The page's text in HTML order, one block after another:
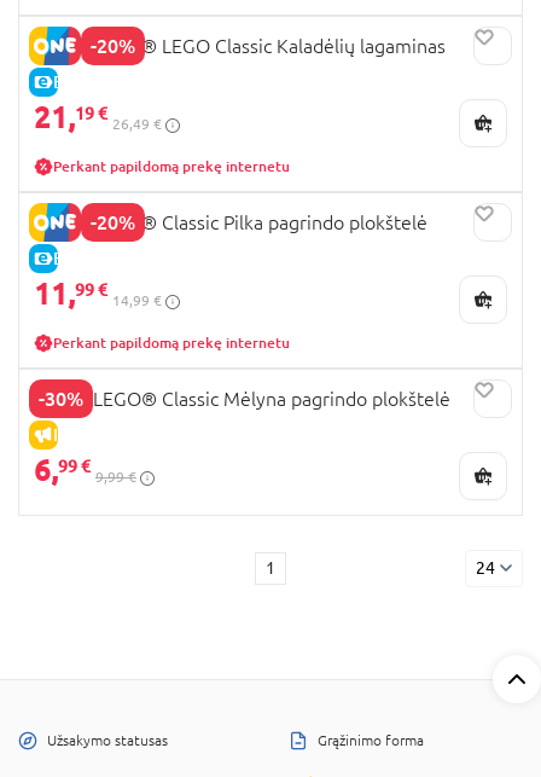
-20%
E-KAINA
10713 LEGO® LEGO Classic Kaladėlių lagaminas
21,19 €
26,49 €
Perkant papildomą prekę internetu
-20%
E-KAINA
11024 LEGO® Classic Pilka pagrindo plokštelė
11,99 €
14,99 €
Perkant papildomą prekę internetu
-30%
IŠPARDAVIMAS
11025 LEGO® Classic Mėlyna pagrindo plokštelė
6,99 €
9,99 €
1 24
Užsakymo statusas Grąžinimo forma